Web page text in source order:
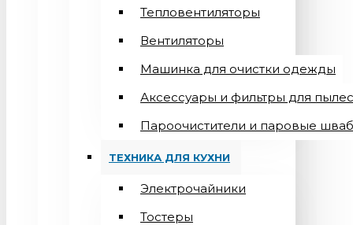
Тепловентиляторы
Вентиляторы
Машинка для очистки одежды
Аксессуары и фильтры для
Пароочистители и паровые
ТЕХНИКА ДЛЯ КУХНИ
Электрочайники
Тостеры